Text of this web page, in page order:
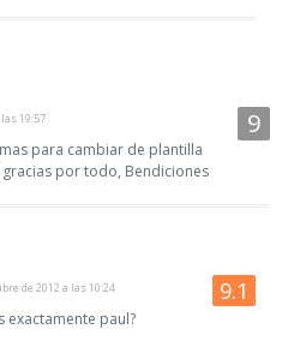
19:57
para cambiar de plantilla
por todo, Bendiciones
de 2012 a las 10:24
exactamente paul?